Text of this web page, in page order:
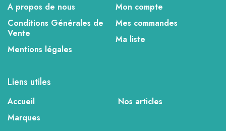
A propos de nous
Conditions Générales de
Vente
Mentions légales
Mon compte
Mes commandes
Ma liste
Liens utiles
Accueil
Nos articles
Marques